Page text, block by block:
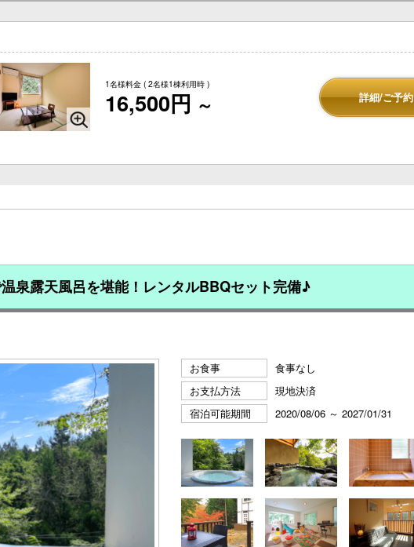
1名様料金 ( 2名様1棟利用時 )
16,500円 ～ 詳細/ご予約
泉露天風呂を堪能！レンタルBBQセット完備♪
お食事
食事なし
お支払方法
現地決済
宿泊可能期間
2020/08/06 ～ 2027/01/31